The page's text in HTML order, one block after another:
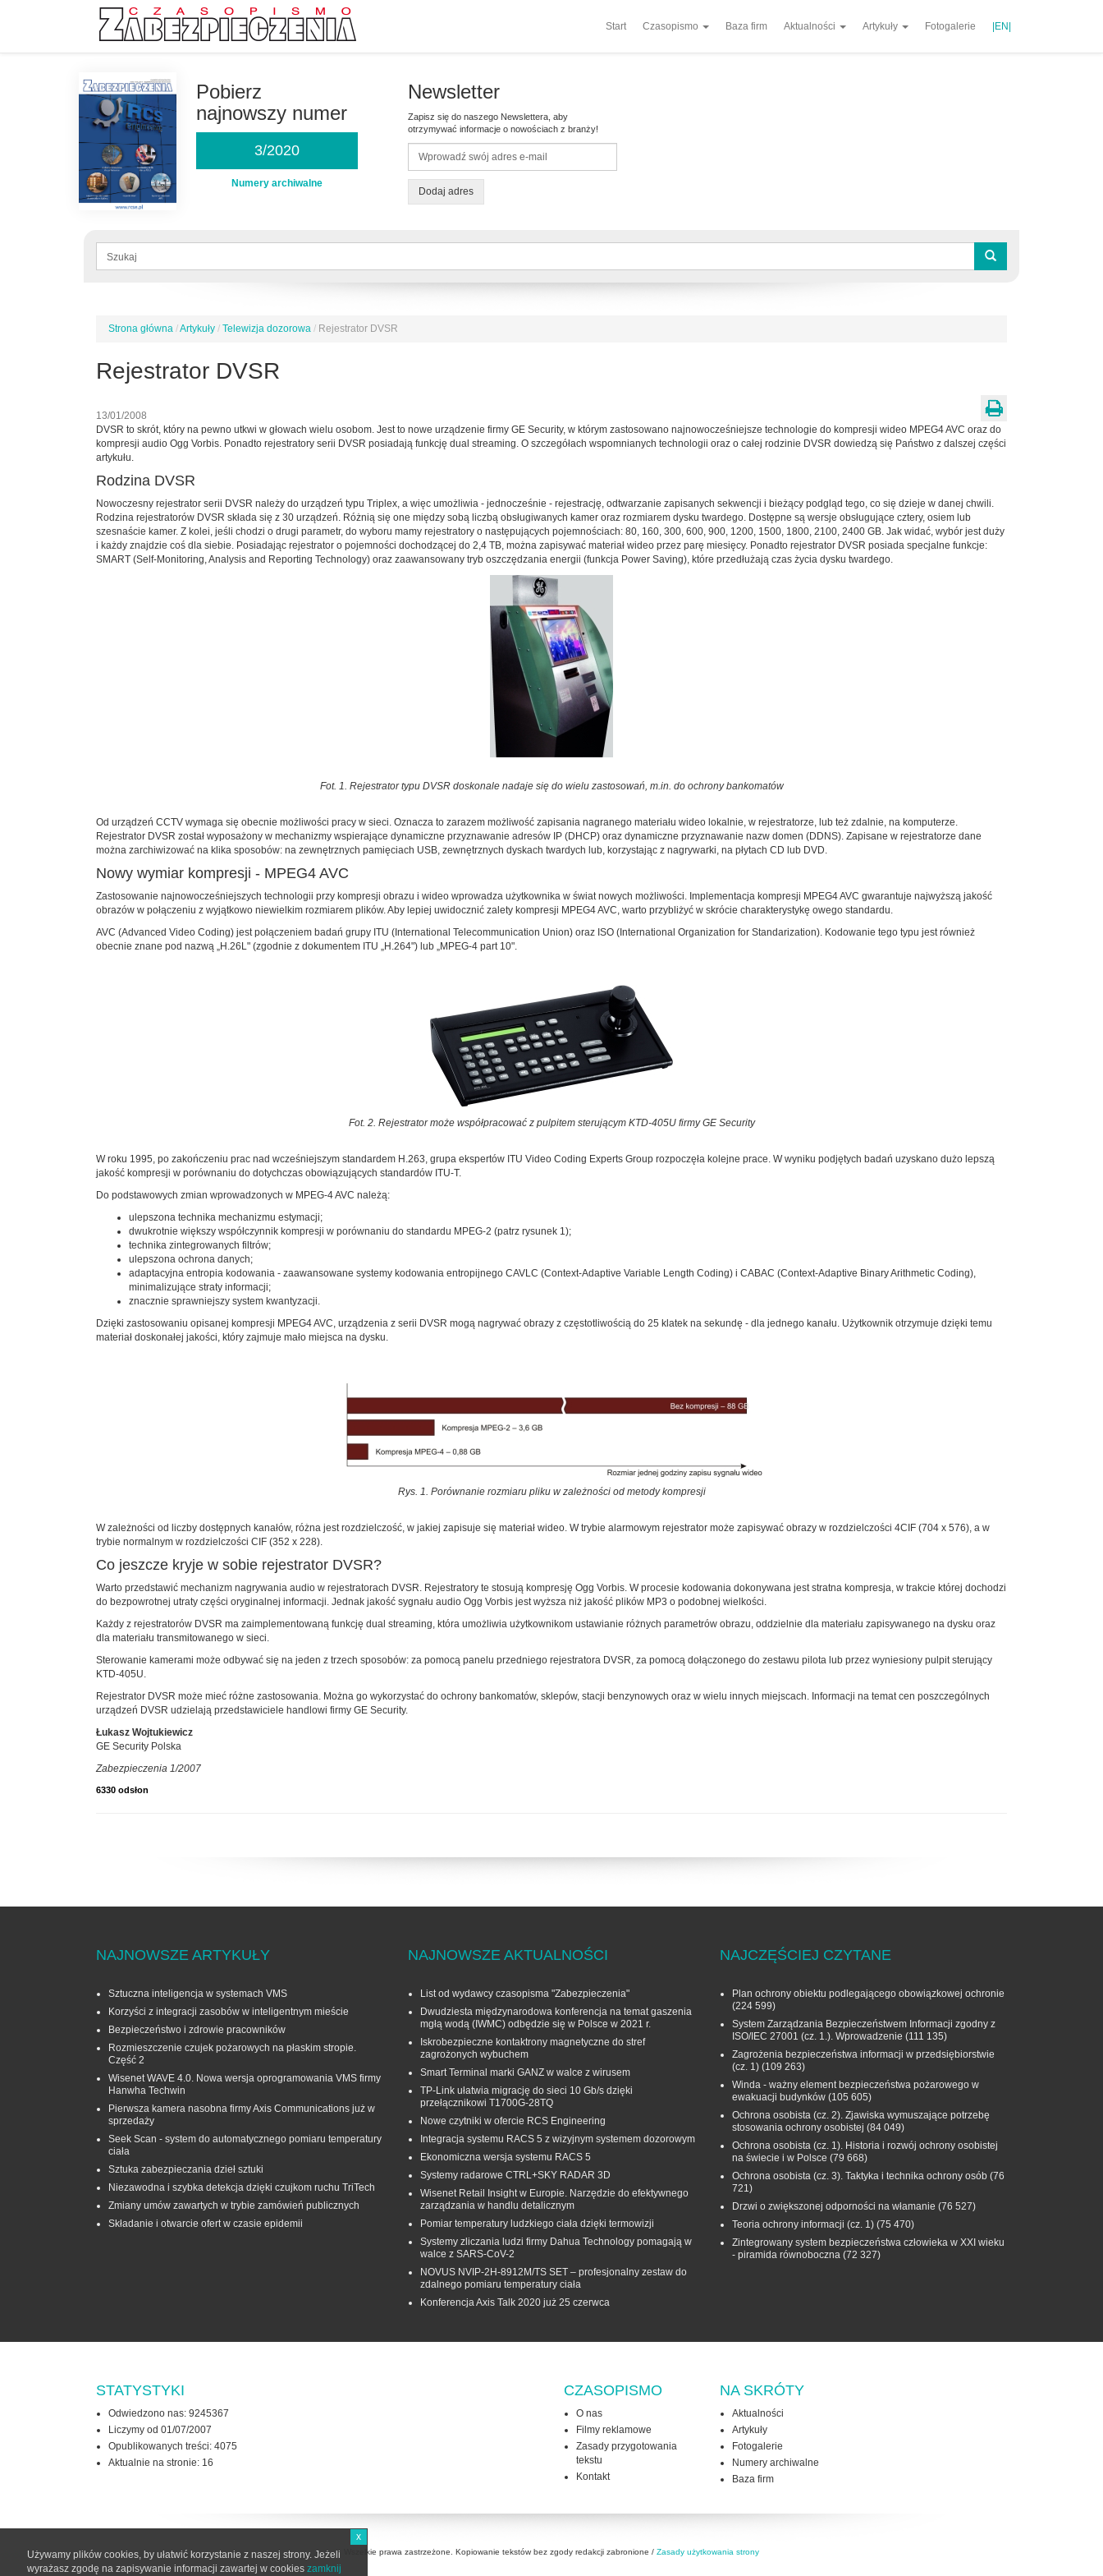
Start Czasopismo Baza firm Aktualności Artykuły Fotogalerie |EN|
Pobierz
najnowszy numer
3/2020
Numery archiwalne
Newsletter
Zapisz się do naszego Newslettera, aby
otrzymywać informacje o nowościach z branży!
Dodaj adres
Formularz
Jesteś
Strona główna /Artykuły / Telewizja dozorowa / Rejestrator DVSR
Rejestrator DVSR
13/01/2008
DVSR to skrót, który na pewno utkwi w głowach wielu osobom. Jest to nowe urządzenie firmy GE Security, w którym zastosowano najnowocześniejsze technologie do kompresji wideo MPEG4 AVC oraz do
kompresji audio Ogg Vorbis. Ponadto rejestratory serii DVSR posiadają funkcję dual streaming. O szczegółach wspomnianych technologii oraz o całej rodzinie DVSR dowiedzą się Państwo z dalszej części
artykułu.
Rodzina DVSR
Nowoczesny rejestrator serii DVSR należy do urządzeń typu Triplex, a więc umożliwia - jednocześnie - rejestrację, odtwarzanie zapisanych sekwencji i bieżący podgląd tego, co się dzieje w danej chwili.
Rodzina rejestratorów DVSR składa się z 30 urządzeń. Różnią się one między sobą liczbą obsługiwanych kamer oraz rozmiarem dysku twardego. Dostępne są wersje obsługujące cztery, osiem lub
szesnaście kamer. Z kolei, jeśli chodzi o drugi parametr, do wyboru mamy rejestratory o następujących pojemnościach: 80, 160, 300, 600, 900, 1200, 1500, 1800, 2100, 2400 GB. Jak widać, wybór jest duży
i każdy znajdzie coś dla siebie. Posiadając rejestrator o pojemności dochodzącej do 2,4 TB, można zapisywać materiał wideo przez parę miesięcy. Ponadto rejestrator DVSR posiada specjalne funkcje:
SMART (Self-Monitoring, Analysis and Reporting Technology) oraz zaawansowany tryb oszczędzania energii (funkcja Power Saving), które przedłużają czas życia dysku twardego.
Fot. 1. Rejestrator typu DVSR doskonale nadaje się do wielu zastosowań, m.in. do ochrony bankomatów
Od urządzeń CCTV wymaga się obecnie możliwości pracy w sieci. Oznacza to zarazem możliwość zapisania nagranego materiału wideo lokalnie, w rejestratorze, lub też zdalnie, na komputerze.
Rejestrator DVSR został wyposażony w mechanizmy wspierające dynamiczne przyznawanie adresów IP (DHCP) oraz dynamiczne przyznawanie nazw domen (DDNS). Zapisane w rejestratorze dane
można zarchiwizować na klika sposobów: na zewnętrznych pamięciach USB, zewnętrznych dyskach twardych lub, korzystając z nagrywarki, na płytach CD lub DVD.
Nowy wymiar kompresji - MPEG4 AVC
Zastosowanie najnowocześniejszych technologii przy kompresji obrazu i wideo wprowadza użytkownika w świat nowych możliwości. Implementacja kompresji MPEG4 AVC gwarantuje najwyższą jakość
obrazów w połączeniu z wyjątkowo niewielkim rozmiarem plików. Aby lepiej uwidocznić zalety kompresji MPEG4 AVC, warto przybliżyć w skrócie charakterystykę owego standardu.
AVC (Advanced Video Coding) jest połączeniem badań grupy ITU (International Telecommunication Union) oraz ISO (International Organization for Standarization). Kodowanie tego typu jest również
obecnie znane pod nazwą „H.26L" (zgodnie z dokumentem ITU „H.264") lub „MPEG-4 part 10".
Fot. 2. Rejestrator może współpracować z pulpitem sterującym KTD-405U firmy GE Security
W roku 1995, po zakończeniu prac nad wcześniejszym standardem H.263, grupa ekspertów ITU Video Coding Experts Group rozpoczęła kolejne prace. W wyniku podjętych badań uzyskano dużo lepszą
jakość kompresji w porównaniu do dotychczas obowiązujących standardów ITU-T.
Do podstawowych zmian wprowadzonych w MPEG-4 AVC należą:
ulepszona technika mechanizmu estymacji;
dwukrotnie większy współczynnik kompresji w porównaniu do standardu MPEG-2 (patrz rysunek 1);
technika zintegrowanych filtrów;
ulepszona ochrona danych;
adaptacyjna entropia kodowania - zaawansowane systemy kodowania entropijnego CAVLC (Context-Adaptive Variable Length Coding) i CABAC (Context-Adaptive Binary Arithmetic Coding),
minimalizujące straty informacji;
znacznie sprawniejszy system kwantyzacji.
Dzięki zastosowaniu opisanej kompresji MPEG4 AVC, urządzenia z serii DVSR mogą nagrywać obrazy z częstotliwością do 25 klatek na sekundę - dla jednego kanału. Użytkownik otrzymuje dzięki temu
materiał doskonałej jakości, który zajmuje mało miejsca na dysku.
Rys. 1. Porównanie rozmiaru pliku w zależności od metody kompresji
W zależności od liczby dostępnych kanałów, różna jest rozdzielczość, w jakiej zapisuje się materiał wideo. W trybie alarmowym rejestrator może zapisywać obrazy w rozdzielczości 4CIF (704 x 576), a w
trybie normalnym w rozdzielczości CIF (352 x 228).
Co jeszcze kryje w sobie rejestrator DVSR?
Warto przedstawić mechanizm nagrywania audio w rejestratorach DVSR. Rejestratory te stosują kompresję Ogg Vorbis. W procesie kodowania dokonywana jest stratna kompresja, w trakcie której dochodzi
do bezpowrotnej utraty części oryginalnej informacji. Jednak jakość sygnału audio Ogg Vorbis jest wyższa niż jakość plików MP3 o podobnej wielkości.
Każdy z rejestratorów DVSR ma zaimplementowaną funkcję dual streaming, która umożliwia użytkownikom ustawianie różnych parametrów obrazu, oddzielnie dla materiału zapisywanego na dysku oraz
dla materiału transmitowanego w sieci.
Sterowanie kamerami może odbywać się na jeden z trzech sposobów: za pomocą panelu przedniego rejestratora DVSR, za pomocą dołączonego do zestawu pilota lub przez wyniesiony pulpit sterujący
KTD-405U.
Rejestrator DVSR może mieć różne zastosowania. Można go wykorzystać do ochrony bankomatów, sklepów, stacji benzynowych oraz w wielu innych miejscach. Informacji na temat cen poszczególnych
urządzeń DVSR udzielają przedstawiciele handlowi firmy GE Security.
Łukasz Wojtukiewicz
GE Security Polska
Zabezpieczenia 1/2007
6330 odsłon
NAJNOWSZE ARTYKUŁY
Sztuczna inteligencja w systemach VMS
Korzyści z integracji zasobów w inteligentnym mieście
Bezpieczeństwo i zdrowie pracowników
Rozmieszczenie czujek pożarowych na płaskim stropie.
Część 2
Wisenet WAVE 4.0. Nowa wersja oprogramowania VMS firmy
Hanwha Techwin
Pierwsza kamera nasobna firmy Axis Communications już w
sprzedaży
Seek Scan - system do automatycznego pomiaru temperatury
ciała
Sztuka zabezpieczania dzieł sztuki
Niezawodna i szybka detekcja dzięki czujkom ruchu TriTech
Zmiany umów zawartych w trybie zamówień publicznych
Składanie i otwarcie ofert w czasie epidemii
NAJNOWSZE AKTUALNOŚCI
List od wydawcy czasopisma "Zabezpieczenia"
Dwudziesta międzynarodowa konferencja na temat gaszenia
mgłą wodą (IWMC) odbędzie się w Polsce w 2021 r.
Iskrobezpieczne kontaktrony magnetyczne do stref
zagrożonych wybuchem
Smart Terminal marki GANZ w walce z wirusem
TP-Link ułatwia migrację do sieci 10 Gb/s dzięki
przełącznikowi T1700G‑28TQ
Nowe czytniki w ofercie RCS Engineering
Integracja systemu RACS 5 z wizyjnym systemem dozorowym
Ekonomiczna wersja systemu RACS 5
Systemy radarowe CTRL+SKY RADAR 3D
Wisenet Retail Insight w Europie. Narzędzie do efektywnego
zarządzania w handlu detalicznym
Pomiar temperatury ludzkiego ciała dzięki termowizji
Systemy zliczania ludzi firmy Dahua Technology pomagają w
walce z SARS-CoV-2
NOVUS NVIP-2H-8912M/TS SET – profesjonalny zestaw do
zdalnego pomiaru temperatury ciała
Konferencja Axis Talk 2020 już 25 czerwca
NAJCZĘŚCIEJ CZYTANE
Plan ochrony obiektu podlegającego obowiązkowej ochronie
(224 599)
System Zarządzania Bezpieczeństwem Informacji zgodny z
ISO/IEC 27001 (cz. 1.). Wprowadzenie (111 135)
Zagrożenia bezpieczeństwa informacji w przedsiębiorstwie
(cz. 1) (109 263)
Winda - ważny element bezpieczeństwa pożarowego w
ewakuacji budynków (105 605)
Ochrona osobista (cz. 2). Zjawiska wymuszające potrzebę
stosowania ochrony osobistej (84 049)
Ochrona osobista (cz. 1). Historia i rozwój ochrony osobistej
na świecie i w Polsce (79 668)
Ochrona osobista (cz. 3). Taktyka i technika ochrony osób (76
721)
Drzwi o zwiększonej odporności na włamanie (76 527)
Teoria ochrony informacji (cz. 1) (75 470)
Zintegrowany system bezpieczeństwa człowieka w XXI wieku
- piramida równoboczna (72 327)
STATYSTYKI
Odwiedzono nas: 9245367
Liczymy od 01/07/2007
Opublikowanych treści: 4075
Aktualnie na stronie: 16
CZASOPISMO
O nas
Filmy reklamowe
Zasady przygotowania
tekstu
Kontakt
NA SKRÓTY
Aktualności
Artykuły
Fotogalerie
Numery archiwalne
Baza firm
Wszelkie prawa zastrzeżone. Kopiowanie tekstów bez zgody redakcji zabronione / Zasady użytkowania strony
x
Używamy plików cookies, by ułatwić korzystanie z naszej strony. Jeżeli
wyrażasz zgodę na zapisywanie informacji zawartej w cookies zamknij